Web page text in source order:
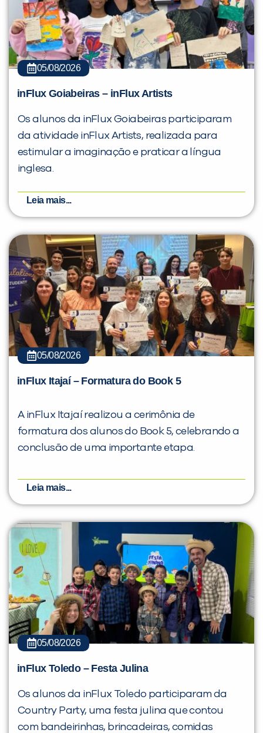
05/08/2026
inFlux Goiabeiras – inFlux Artists
Os alunos da inFlux Goiabeiras participaram
da atividade inFlux Artists, realizada para
estimular a imaginação e praticar a língua
inglesa.
Leia mais...
05/08/2026
inFlux Itajaí – Formatura do Book 5
A inFlux Itajaí realizou a cerimônia de
formatura dos alunos do Book 5, celebrando a
conclusão de uma importante etapa.
Leia mais...
05/08/2026
inFlux Toledo – Festa Julina
Os alunos da inFlux Toledo participaram da
Country Party, uma festa julina que contou
com bandeirinhas, brincadeiras, comidas